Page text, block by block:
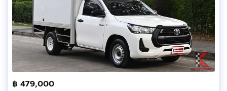
฿ 479,000